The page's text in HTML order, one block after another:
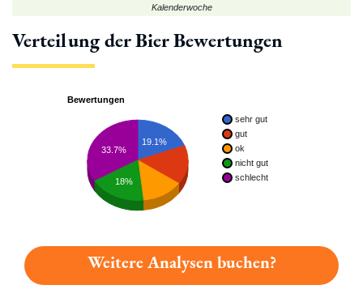
Kalenderwoche
Verteilung der Bier Bewertungen
Bewertungen
sehr gut
gut
ok
nicht gut
schlecht
19.1%
33.7%
18%
Weitere Analysen buchen?